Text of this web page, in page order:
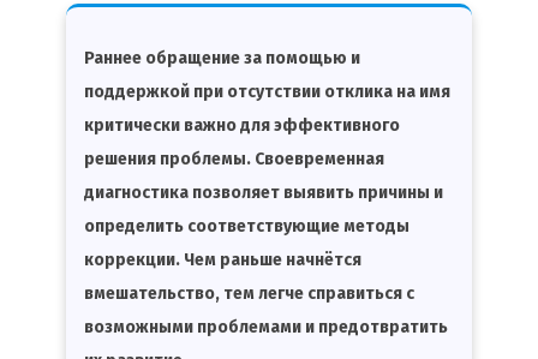
Раннее обращение за помощью и
поддержкой при отсутствии отклика на имя
критически важно для эффективного
решения проблемы. Своевременная
диагностика позволяет выявить причины и
определить соответствующие методы
коррекции. Чем раньше начнётся
вмешательство, тем легче справиться с
возможными проблемами и предотвратить